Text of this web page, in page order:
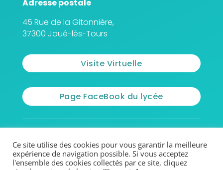
Adresse postale
45 Rue de la Gitonnière,
37300 Joué-lès-Tours
Visite Virtuelle
Page FaceBook du lycée
Mentions légales
Ce site utilise des cookies pour vous garantir la meilleure
expérience de navigation possible. Si vous acceptez
l'ensemble des cookies collectés par ce site, cliquez